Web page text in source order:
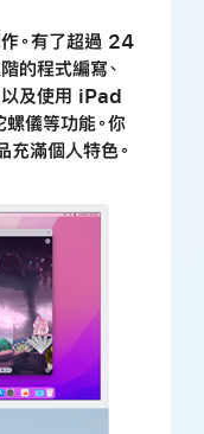
。有了超過 24
的程式編寫、
以及使用 iPad
螺儀等功能。你
充滿個人特色。